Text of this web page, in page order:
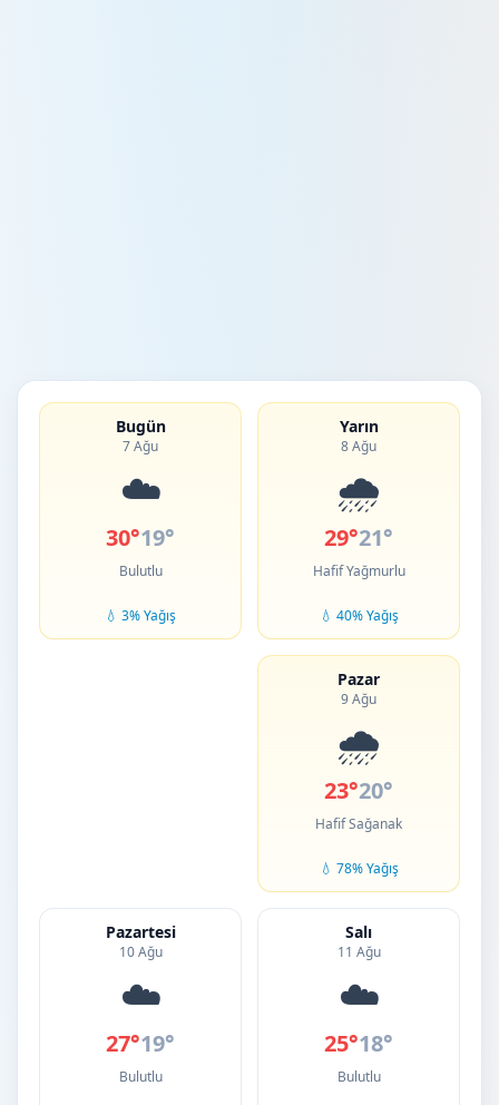
Bugün
7 Ağu
☁️
30°19°
Bulutlu
💧 3% Yağış
Yarın
8 Ağu
🌧️
29°21°
Hafif Yağmurlu
💧 40% Yağış
Pazar
9 Ağu
🌧️
23°20°
Hafif Sağanak
💧 78% Yağış
Pazartesi
10 Ağu
☁️
27°19°
Bulutlu
Salı
11 Ağu
☁️
25°18°
Bulutlu